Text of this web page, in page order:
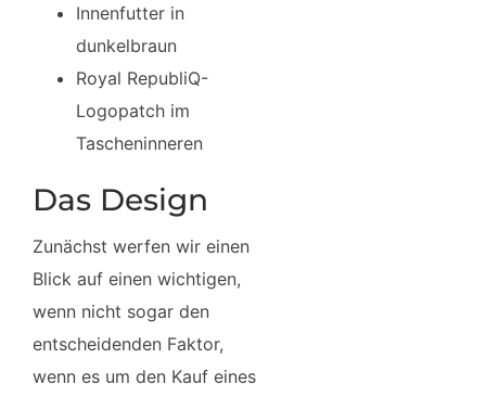
Innenfutter in
dunkelbraun
Royal RepubliQ-
Logopatch im
Tascheninneren
Das Design
Zunächst werfen wir einen
Blick auf einen wichtigen,
wenn nicht sogar den
entscheidenden Faktor,
wenn es um den Kauf eines